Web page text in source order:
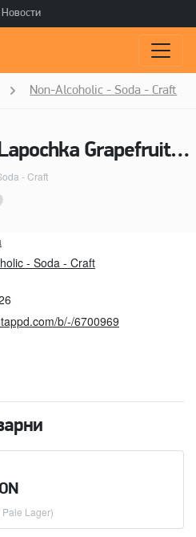
Новости
Non-Alcoholic - Soda - Craft
Пиво Lapochka Grapefruit+Lemon - Ostrovica
- Craft
- Soda - Craft
b/-/6700969
Lager)